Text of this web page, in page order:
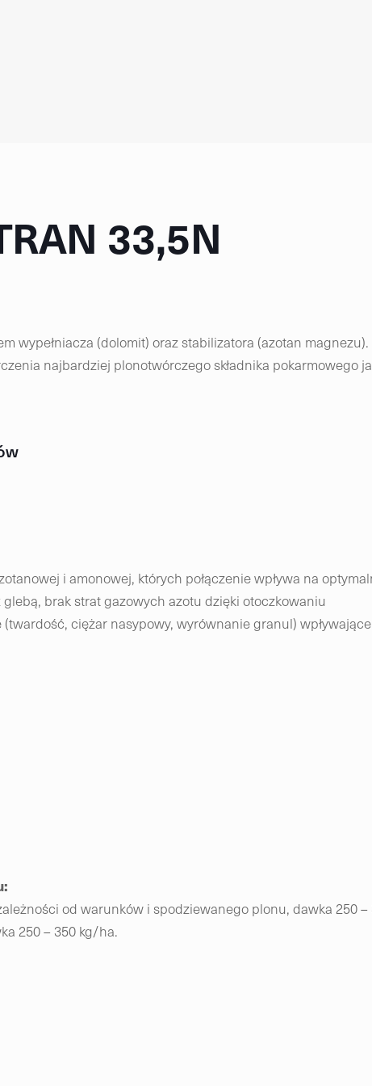
33,5N
wypełniacza (dolomit) oraz stabilizatora (azotan
najbardziej plonotwórczego składnika pokarmowego
i amonowej, których połączenie wpływa na
brak strat gazowych azotu dzięki otoczkowaniu
(twardość, ciężar nasypowy, wyrównanie granul)
od warunków i spodziewanego plonu, dawka 250
250 – 350 kg/ha.